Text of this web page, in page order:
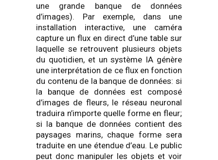
une grande banque de données
d’images). Par exemple, dans une
installation interactive, une caméra
capture un flux en direct d’une table sur
laquelle se retrouvent plusieurs objets
du quotidien, et un système IA génère
une interprétation de ce flux en fonction
du contenu de la banque de données: si
la banque de données est composé
d’images de fleurs, le réseau neuronal
traduira n’importe quelle forme en fleur;
si la banque de données contient des
paysages marins, chaque forme sera
traduite en une étendue d’eau. Le public
peut donc manipuler les objets et voir